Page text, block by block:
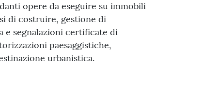
opere da eseguire su immobili
di costruire, gestione di
e segnalazioni certificate di
paesaggistiche,
urbanistica.